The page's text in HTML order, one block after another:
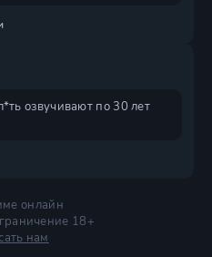
озвучивают по 30 лет
онлайн
18+
нам